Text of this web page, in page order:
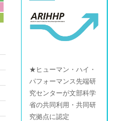
★ヒューマン・ハイ・
パフォーマンス先端研
究センターが文部科学
省の共同利用・共同研
究拠点に認定